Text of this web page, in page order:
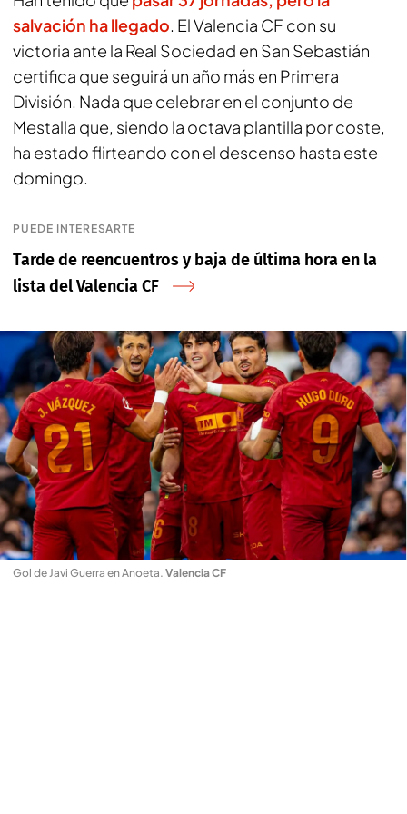
salvación ha llegado. El Valencia CF con su
victoria ante la Real Sociedad en San Sebastián
certifica que seguirá un año más en Primera
División. Nada que celebrar en el conjunto de
Mestalla que, siendo la octava plantilla por coste,
ha estado flirteando con el descenso hasta este
domingo.
PUEDE INTERESARTE
Tarde de reencuentros y baja de última hora en la
lista del Valencia CF
Gol de Javi Guerra en Anoeta. Valencia CF